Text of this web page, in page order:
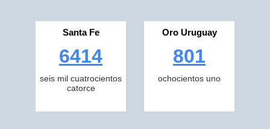
Santa Fe
6414
seis mil cuatrocientos
catorce
Oro Uruguay
801
ochocientos uno